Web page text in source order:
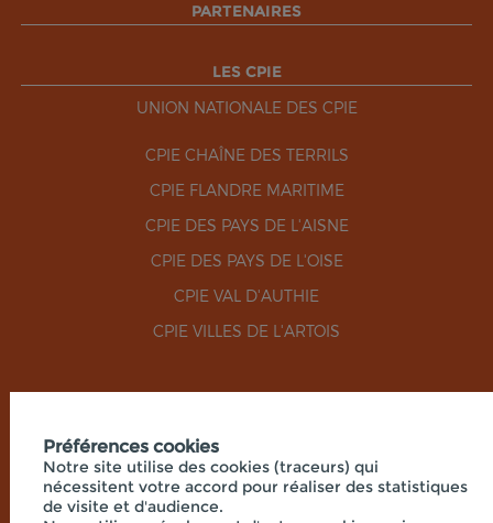
PARTENAIRES
LES CPIE
UNION NATIONALE DES CPIE
CPIE CHAÎNE DES TERRILS
CPIE FLANDRE MARITIME
CPIE DES PAYS DE L'AISNE
CPIE DES PAYS DE L'OISE
CPIE VAL D'AUTHIE
CPIE VILLES DE L'ARTOIS
Préférences cookies
Notre site utilise des cookies (traceurs) qui
nécessitent votre accord pour réaliser des statistiques
de visite et d'audience.